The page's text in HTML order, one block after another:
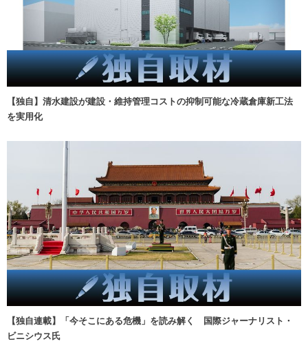
【独自】清水建設が建設・維持管理コストの抑制可能な冷蔵倉庫新工法
を実用化
【独自連載】「今そこにある危機」を読み解く 国際ジャーナリスト・
ビニシウス氏